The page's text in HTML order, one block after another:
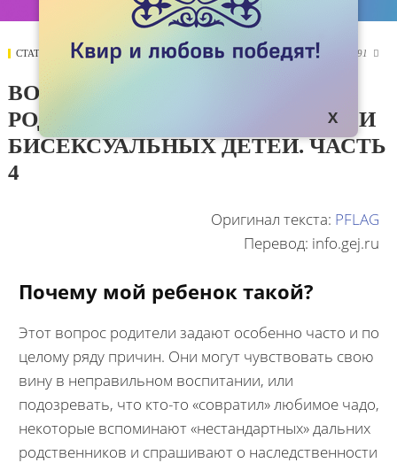
СТАТЬИ 15 ФЕВРАЛЯ 2021 3091 
ВОПРОСЫ, КОТОРЫЕ ЗАДАЮТ
РОДИТЕЛИ ЛЕСБИЯНОК, ГЕЕВ И
БИСЕКСУАЛЬНЫХ ДЕТЕЙ. ЧАСТЬ
4
Оригинал текста: PFLAG
Перевод: info.gej.ru
Почему мой ребенок такой?
Этот вопрос родители задают особенно часто и по
целому ряду причин. Они могут чувствовать свою
вину в неправильном воспитании, или
подозревать, что кто-то «совратил» любимое чадо,
некоторые вспоминают «нестандартных» дальних
родственников и спрашивают о наследственности